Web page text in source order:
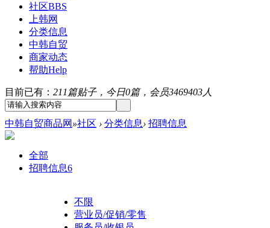
社区BBS
上韩网
分类信息
中韩自贸
商家动态
帮助Help
目前已有： 211篇贴子，今日0篇，会员3469403人
中韩自贸商品网 »社区 › 分类信息› 招聘信息
全部
招聘信息6
不限
营业员/促销/零售